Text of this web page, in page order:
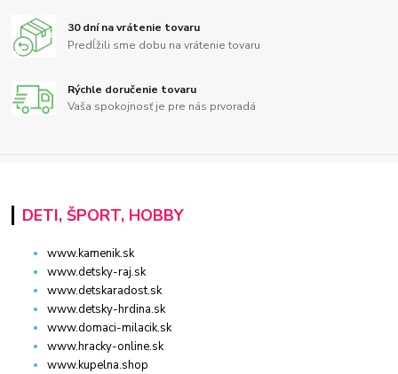
30 dní na vrátenie tovaru
Predĺžili sme dobu na vrátenie tovaru
Rýchle doručenie tovaru
Vaša spokojnosť je pre nás prvoradá
DETI, ŠPORT, HOBBY
www.kamenik.sk
www.detsky-raj.sk
www.detskaradost.sk
www.detsky-hrdina.sk
www.domaci-milacik.sk
www.hracky-online.sk
www.kupelna.shop